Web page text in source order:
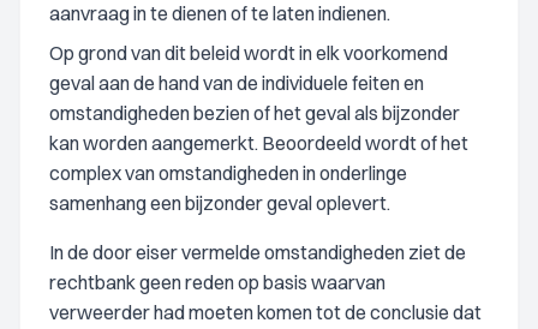
aanvraag in te dienen of te laten indienen.
Op grond van dit beleid wordt in elk voorkomend
geval aan de hand van de individuele feiten en
omstandigheden bezien of het geval als bijzonder
kan worden aangemerkt. Beoordeeld wordt of het
complex van omstandigheden in onderlinge
samenhang een bijzonder geval oplevert.
In de door eiser vermelde omstandigheden ziet de
rechtbank geen reden op basis waarvan
verweerder had moeten komen tot de conclusie dat